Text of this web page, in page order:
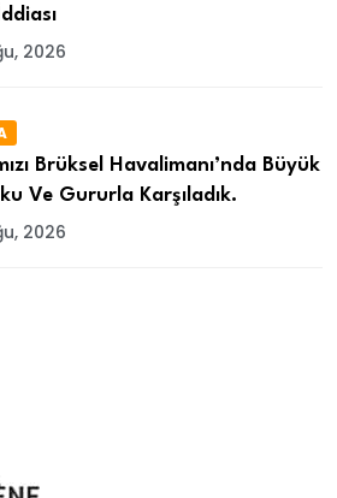
2026
Brüksel Havalimanı’nda Büyük
Ve Gururla Karşıladık.
2026